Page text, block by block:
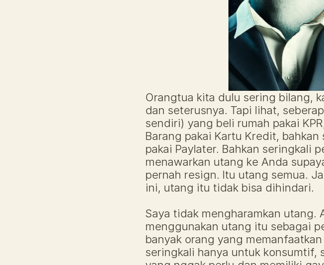
Orangtua kita dulu sering bilang,
dan seterusnya. Tapi lihat,
sendiri) yang beli rumah pakai
Barang pakai Kartu Kredit,
pakai Paylater. Bahkan seringkali
menawarkan utang ke Anda
pernah resign. Itu utang semua.
ini, utang itu tidak bisa dihindari.
Saya tidak mengharamkan utang.
menggunakan utang itu sebagai
banyak orang yang
seringkali hanya untuk